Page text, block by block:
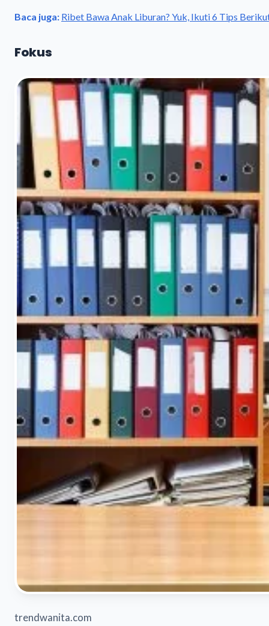
Baca juga: Ribet Bawa Anak Liburan? Yuk, Ikuti 6 Tips
Fokus
trendwanita.com